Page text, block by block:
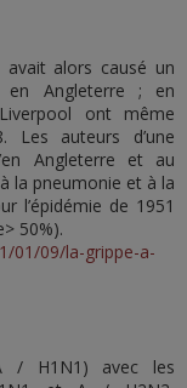
alors causé un
en Angleterre ; en
ont même
Les auteurs d’une
Angleterre et au
la pneumonie et à la
l’épidémie de 1951
50%).
01/09/la-grippe-a-
/ H1N1) avec les